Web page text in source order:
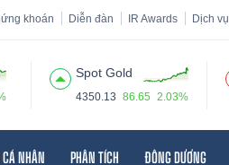
khoán Diễn đàn IR Awards Dịch vụ
Spot Gold
4350.13 86.65 2.03%
NHÂN PHÂN TÍCH ĐÔNG DƯƠNG